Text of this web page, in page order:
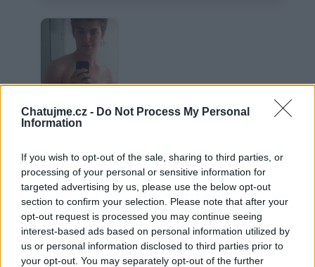
Chatujme.cz - Do Not Process My Personal
Information
If you wish to opt-out of the sale, sharing to third parties, or
processing of your personal or sensitive information for
targeted advertising by us, please use the below opt-out
section to confirm your selection. Please note that after your
opt-out request is processed you may continue seeing
interest-based ads based on personal information utilized by
us or personal information disclosed to third parties prior to
your opt-out. You may separately opt-out of the further
: )
Věk: ??
Město: Mělník
Okres: Mělník
Země: